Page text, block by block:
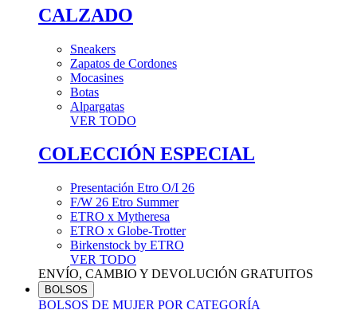
CALZADO
Sneakers
Zapatos de Cordones
Mocasines
Botas
Alpargatas
VER TODO
COLECCIÓN ESPECIAL
Presentación Etro O/I 26
F/W 26 Etro Summer
ETRO x Mytheresa
ETRO x Globe-Trotter
Birkenstock by ETRO
VER TODO
ENVÍO, CAMBIO Y DEVOLUCIÓN GRATUITOS
BOLSOS
BOLSOS DE MUJER POR CATEGORÍA